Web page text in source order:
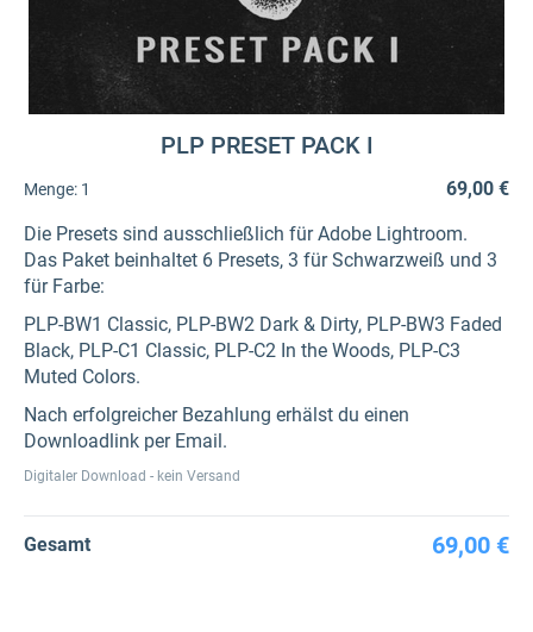
PLP PRESET PACK I
Menge: 1
69,00 €
Die Presets sind ausschließlich für Adobe Lightroom.
Das Paket beinhaltet 6 Presets, 3 für Schwarzweiß und 3
für Farbe:
PLP-BW1 Classic, PLP-BW2 Dark & Dirty, PLP-BW3 Faded
Black, PLP-C1 Classic, PLP-C2 In the Woods, PLP-C3
Muted Colors.
Nach erfolgreicher Bezahlung erhälst du einen
Downloadlink per Email.
Digitaler Download - kein Versand
Gesamt 69,00 €